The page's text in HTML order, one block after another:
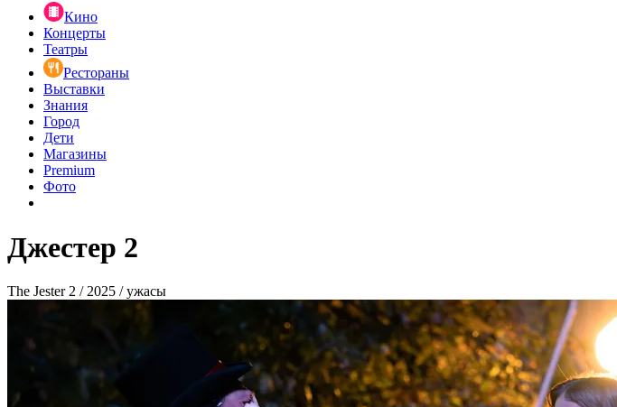
Кино
Концерты
Театры
Рестораны
Выставки
Знания
Город
Дети
Магазины
Premium
Фото
Джестер 2
The Jester 2 / 2025 / ужасы